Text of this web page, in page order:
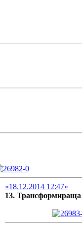
«18.12.2014 12:47»
13. Трансформираща